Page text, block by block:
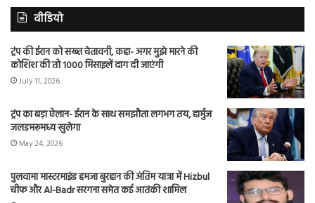
वीडियो
ट्रंप की ईरान को सख्त चेतावनी, कहा- अगर मुझे मारने की
कोशिश की तो 1000 मिसाइलें दाग दी जाएंगी
July 11, 2026
ट्रंप का बड़ा ऐलान- ईरान के साथ समझौता लगभग तय, हार्मुज
जलडमरूमध्य खुलेगा
May 24, 2026
पुलवामा मास्टरमाइंड हमजा बुरहान की अंतिम यात्रा में Hizbul
चीफ और Al-Badr सरगना समेत कई आतंकी शामिल